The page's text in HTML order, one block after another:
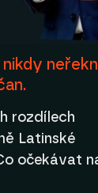
rozdílech
Latinské
očekávat